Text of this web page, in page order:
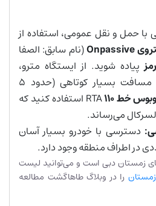
با حمل و نقل عمومی، استفاده از
Onpassive
(نام سابق: الصفا
پیاده شوید. از ایستگاه مترو،
می‌توانید با یک تاکسی مسافت بسیار کوتاهی (حدود ۵
خط۱۱۰
RTA استفاده کنید که
می‌رساند.
: دسترسی با خودرو بسیار آسان
در اطراف منطقه وجود دارد.
زمستان دبی است و می‌توانید لیست
را در وبلاگ طاهاگشت مطالعه